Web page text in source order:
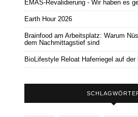
EMAS-Revalidierung - Wir haben es
Earth Hour 2026
Brainfood am Arbeitsplatz: Warum
dem Nachmittagstief sind
BioLifestyle Reloat Haferriegel auf